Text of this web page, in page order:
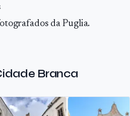
da Puglia.
Branca